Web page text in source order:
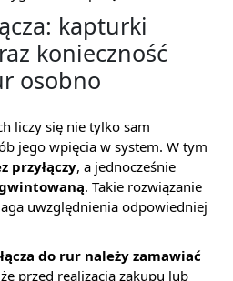
kapturki
konieczność
osobno
liczy się nie tylko sam
jego wpięcia w system. W tym
przyłączy, a jednocześnie
. Takie rozwiązanie
uwzględnienia odpowiedniej
do rur należy zamawiać
przed realizacją zakupu lub